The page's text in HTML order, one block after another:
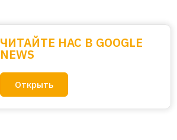
ЧИТАЙТЕ НАС В GOOGLE
NEWS
Открыть